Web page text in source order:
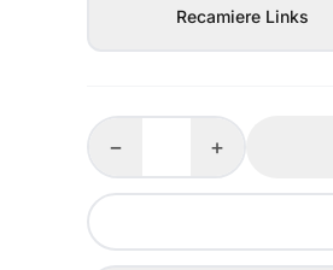
Recamiere Links
− +